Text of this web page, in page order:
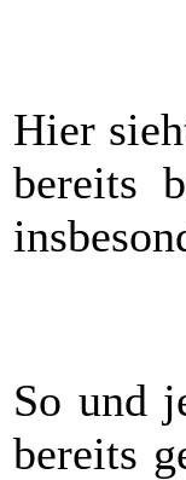
Hier
bereits
So und
bereits